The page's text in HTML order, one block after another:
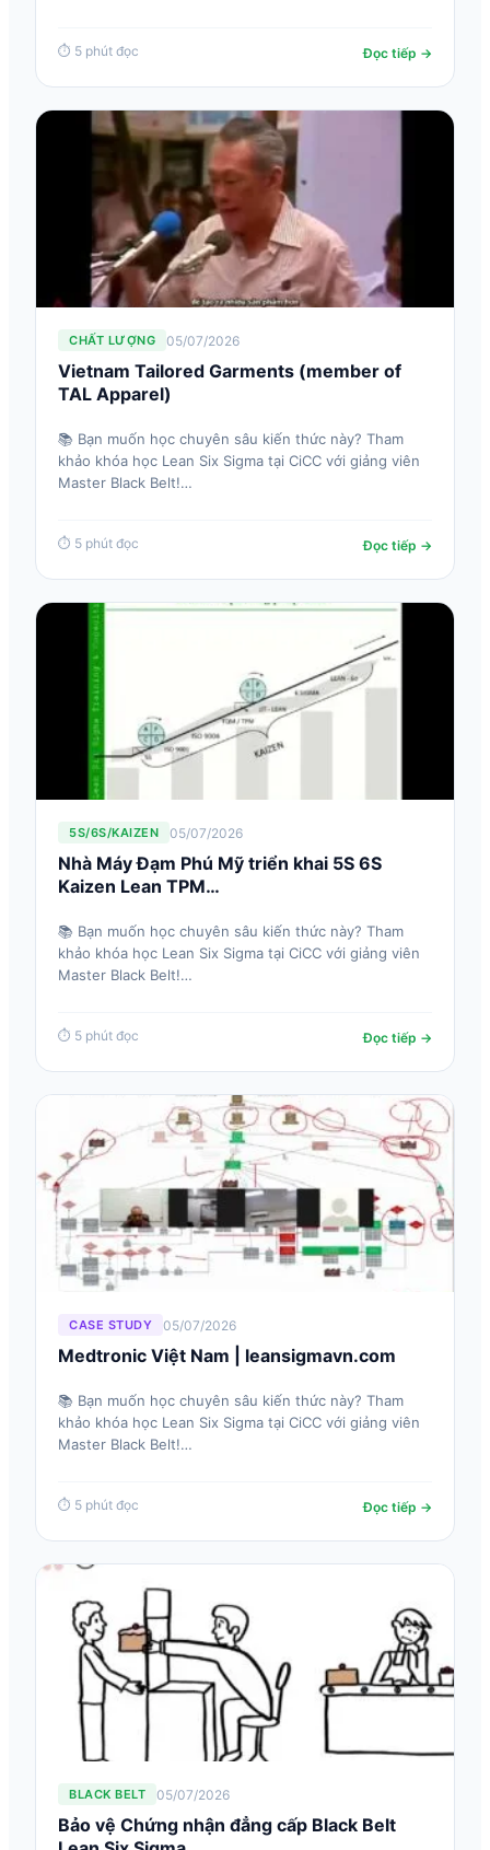
⏱ 5 phút đọc Đọc tiếp →
CHẤT LƯỢNG 05/07/2026
Vietnam Tailored Garments (member of
TAL Apparel)
📚 Bạn muốn học chuyên sâu kiến thức này? Tham
khảo khóa học Lean Six Sigma tại CiCC với giảng viên
Master Black Belt!…
⏱ 5 phút đọc Đọc tiếp →
5S/6S/KAIZEN 05/07/2026
Nhà Máy Đạm Phú Mỹ triển khai 5S 6S
Kaizen Lean TPM…
📚 Bạn muốn học chuyên sâu kiến thức này? Tham
khảo khóa học Lean Six Sigma tại CiCC với giảng viên
Master Black Belt!…
⏱ 5 phút đọc Đọc tiếp →
CASE STUDY 05/07/2026
Medtronic Việt Nam | leansigmavn.com
📚 Bạn muốn học chuyên sâu kiến thức này? Tham
khảo khóa học Lean Six Sigma tại CiCC với giảng viên
Master Black Belt!…
⏱ 5 phút đọc Đọc tiếp →
BLACK BELT 05/07/2026
Bảo vệ Chứng nhận đẳng cấp Black Belt